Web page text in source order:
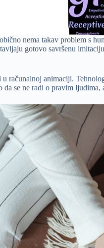
nema takav problem s
gotovo savršenu
u računalnoj animaciji.
da se ne radi o pravim